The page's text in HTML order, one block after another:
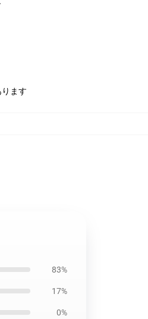
ます
83%
17%
0%